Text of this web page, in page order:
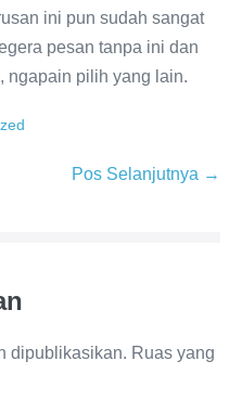
ini pun sudah sangat
pesan tanpa ini dan
ngapain pilih yang lain.
Pos Selanjutnya →
dipublikasikan. Ruas yang